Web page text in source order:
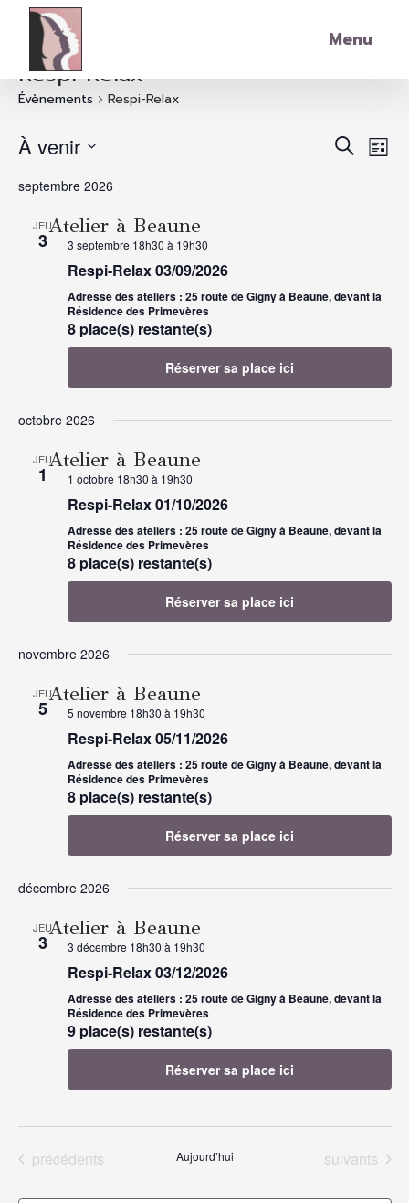
Skip to main content
Menu
Respi-Relax
Évènements Respi-Relax
et
de
Recherche
Liste
À venir
une
septembre 2026
JEU
3
Atelier à Beaune
3 septembre 18h30 à 19h30
Respi-Relax 03/09/2026
Adresse des ateliers : 25 route de Gigny à Beaune, devant la
Résidence des Primevères
8 place(s) restante(s)
Réserver sa place ici
octobre 2026
JEU
1
Atelier à Beaune
1 octobre 18h30 à 19h30
Respi-Relax 01/10/2026
Adresse des ateliers : 25 route de Gigny à Beaune, devant la
Résidence des Primevères
8 place(s) restante(s)
Réserver sa place ici
novembre 2026
JEU
5
Atelier à Beaune
5 novembre 18h30 à 19h30
Respi-Relax 05/11/2026
Adresse des ateliers : 25 route de Gigny à Beaune, devant la
Résidence des Primevères
8 place(s) restante(s)
Réserver sa place ici
décembre 2026
JEU
3
Atelier à Beaune
3 décembre 18h30 à 19h30
Respi-Relax 03/12/2026
Adresse des ateliers : 25 route de Gigny à Beaune, devant la
Résidence des Primevères
9 place(s) restante(s)
Réserver sa place ici
Évènements
précédents Aujourd’hui Évènements
suivants